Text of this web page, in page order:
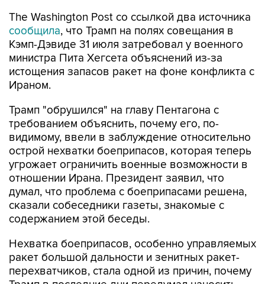
The Washington Post со ссылкой два источника
сообщила, что Трамп на полях совещания в
Кэмп-Дэвиде 31 июля затребовал у военного
министра Пита Хегсета объяснений из-за
истощения запасов ракет на фоне конфликта с
Ираном.
Трамп "обрушился" на главу Пентагона с
требованием объяснить, почему его, по-
видимому, ввели в заблуждение относительно
острой нехватки боеприпасов, которая теперь
угрожает ограничить военные возможности в
отношении Ирана. Президент заявил, что
думал, что проблема с боеприпасами решена,
сказали собеседники газеты, знакомые с
содержанием этой беседы.
Нехватка боеприпасов, особенно управляемых
ракет большой дальности и зенитных ракет-
перехватчиков, стала одной из причин, почему